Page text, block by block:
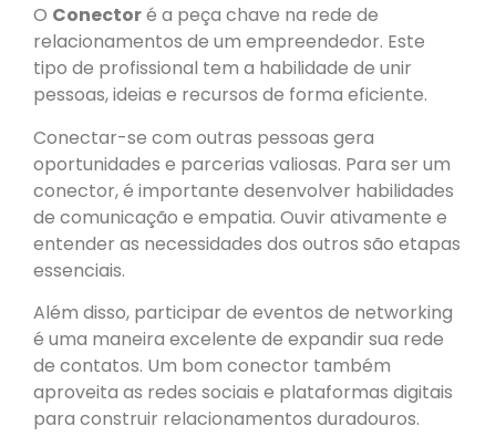
O Conectoré a peça chave na rede de
relacionamentos de um empreendedor. Este
tipo de profissional tem a habilidade de unir
pessoas, ideias e recursos de forma eficiente.
Conectar-se com outras pessoas gera
oportunidades e parcerias valiosas. Para ser um
conector, é importante desenvolver habilidades
de comunicação e empatia. Ouvir ativamente e
entender as necessidades dos outros são etapas
essenciais.
Além disso, participar de eventos de networking
é uma maneira excelente de expandir sua rede
de contatos. Um bom conector também
aproveita as redes sociais e plataformas digitais
para construir relacionamentos duradouros.